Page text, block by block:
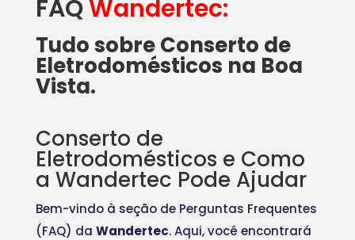
FAQWandertec:
Tudo sobre Conserto de
Eletrodomésticos na Boa
Vista.
Conserto de
Eletrodomésticos e Como
a Wandertec Pode Ajudar
Bem-vindo à seção de Perguntas Frequentes
(FAQ) da Wandertec. Aqui, você encontrará